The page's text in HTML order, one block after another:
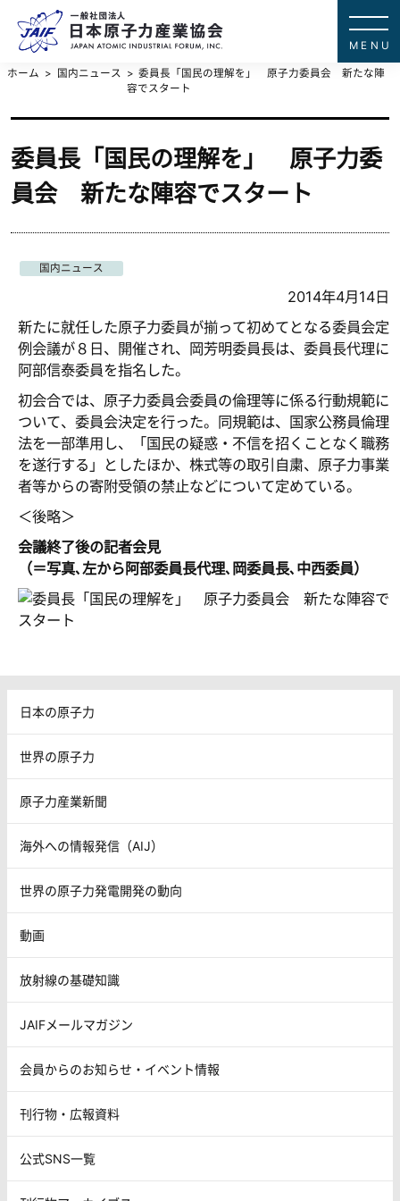
ホーム 国内ニュース
委員長「国民の理解を」 原子力委員会 新たな陣
容でスタート
委員長「国民の理解を」 原子力委
員会 新たな陣容でスタート
国内ニュース
2014年4月14日
新たに就任した原子力委員が揃って初めてとなる委員会定
例会議が８日、開催され、岡芳明委員長は、委員長代理に
阿部信泰委員を指名した。
初会合では、原子力委員会委員の倫理等に係る行動規範に
ついて、委員会決定を行った。同規範は、国家公務員倫理
法を一部準用し、「国民の疑惑・不信を招くことなく職務
を遂行する」としたほか、株式等の取引自粛、原子力事業
者等からの寄附受領の禁止などについて定めている。
＜後略＞
会議終了後の記者会見
（＝写真､左から阿部委員長代理､岡委員長､中西委員）
日本の原子力
世界の原子力
原子力産業新聞
海外への情報発信（AIJ）
世界の原子力発電開発の動向
動画
放射線の基礎知識
JAIFメールマガジン
会員からのお知らせ・イベント情報
刊行物・広報資料
公式SNS一覧